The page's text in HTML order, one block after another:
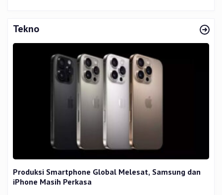
Tekno
Produksi Smartphone Global Melesat, Samsung dan
iPhone Masih Perkasa